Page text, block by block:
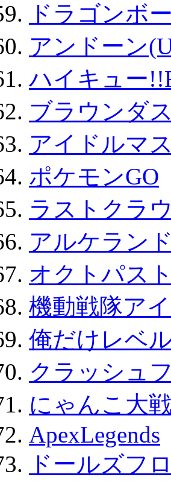
ドラゴンボ
アンドーン
ハイキュー
ブラウンダ
アイドルマ
ポケモンGO
ラストクラ
アルケランド
オクトパス
機動戦隊ア
俺だけレベ
クラッシュ
にゃんこ大
ApexLegends
ドールズフ